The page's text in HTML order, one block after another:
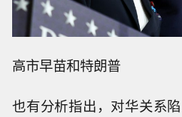
高市早苗和特朗普
也有分析指出，对华关系